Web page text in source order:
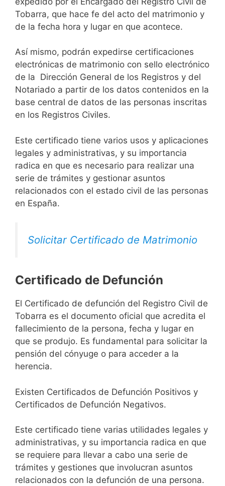
Tobarra, que hace fe del acto del matrimonio y
de la fecha hora y lugar en que acontece.
Así mismo, podrán expedirse certificaciones
electrónicas de matrimonio con sello electrónico
de la Dirección General de los Registros y del
Notariado a partir de los datos contenidos en la
base central de datos de las personas inscritas
en los Registros Civiles.
Este certificado tiene varios usos y aplicaciones
legales y administrativas, y su importancia
radica en que es necesario para realizar una
serie de trámites y gestionar asuntos
relacionados con el estado civil de las personas
en España.
Solicitar Certificado de Matrimonio
Certificado de Defunción
El Certificado de defunción del Registro Civil de
Tobarra es el documento oficial que acredita el
fallecimiento de la persona, fecha y lugar en
que se produjo. Es fundamental para solicitar la
pensión del cónyuge o para acceder a la
herencia.
Existen Certificados de Defunción Positivos y
Certificados de Defunción Negativos.
Este certificado tiene varias utilidades legales y
administrativas, y su importancia radica en que
se requiere para llevar a cabo una serie de
trámites y gestiones que involucran asuntos
relacionados con la defunción de una persona.